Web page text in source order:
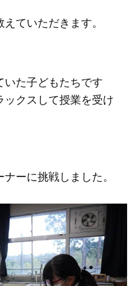
ていただきます。
いた子どもたちです
ックスして授業を受け
ーに挑戦しました。